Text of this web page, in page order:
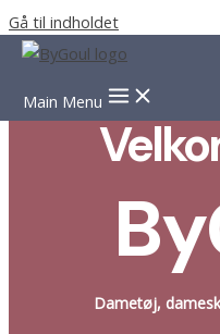
Gå til indholdet
Main Menu
Dametøj,